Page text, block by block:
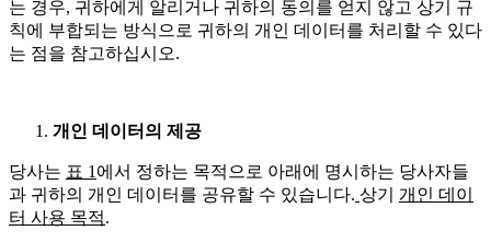
는 경우, 귀하에게 알리거나 귀하의 동의를 얻지 않고 상기 규
칙에 부합되는 방식으로 귀하의 개인 데이터를 처리할 수 있다
는 점을 참고하십시오.
개인 데이터의 제공
당사는 표 1 에서 정하는 목적으로 아래에 명시하는 당사자들
과 귀하의 개인 데이터를 공유할 수 있습니다. 상기 개인 데이
터 사용 목적.